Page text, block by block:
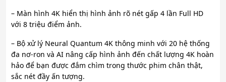
– Màn hình 4K hiển thị hình ảnh rõ nét gấp 4 lần Full HD
với 8 triệu điểm ảnh.
– Bộ xử lý Neural Quantum 4K thông minh với 20 hệ thống
đa nơ-ron và AI nâng cấp hình ảnh đến chất lượng 4K hoàn
hảo để bạn được đắm chìm trong thước phim chân thật,
sắc nét đầy ấn tượng.